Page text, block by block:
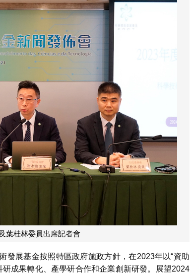
葉桂林委員出席記者會
發展基金按照特區政府施政方針，在2023年以“資助
成果轉化、產學研合作和企業創新研發。展望2024